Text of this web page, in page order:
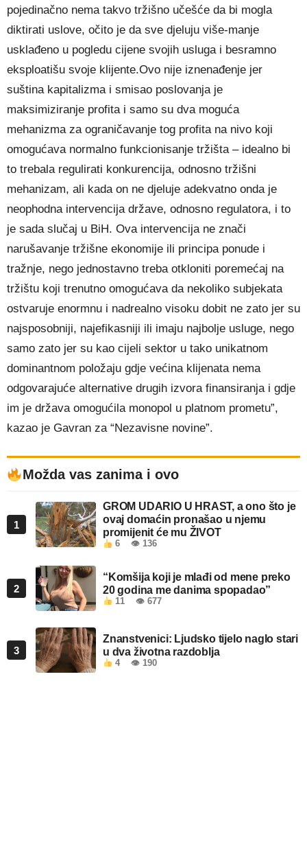
pojedinačno nema takvo tržišno učešće da bi mogla
diktirati uslove, očito je da sve djeluju više-manje
usklađeno u pogledu cijene svojih usluga i besramno
eksploatišu svoje klijente.Ovo nije iznenađenje jer
suština kapitalizma i smisao poslovanja je
maksimiziranje profita i samo su dva moguća
mehanizma za ograničavanje tog profita na nivo koji
omogućava normalno funkcionisanje tržišta – idealno bi
to trebala regulirati konkurencija, odnosno tržišni
mehanizam, ali kada on ne djeluje adekvatno onda je
neophodna intervencija države, odnosno regulatora, i to
je sada slučaj u BiH. Ova intervencija ne znači
narušavanje tržišne ekonomije ili principa ponude i
tražnje, nego jednostavno treba otkloniti poremećaj na
tržištu koji trenutno omogućava da nekoliko subjekata
ostvaruje enormnu i nadrealno visoku dobit ne zato jer su
najsposobniji, najefikasniji ili imaju najbolje usluge, nego
samo zato jer su kao cijeli sektor u tako unikatnom
dominantnom položaju gdje većina klijenata nema
odgovarajuće alternative drugih izvora finansiranja i gdje
im je država omogućila monopol u platnom prometu”,
kazao je Gavran za “Nezavisne novine”.
Možda vas zanima i ovo
1
GROM UDARIO U HRAST, a ono što je
ovaj domaćin pronašao u njemu
promijenit će mu ŽIVOT
6 👁 136
2
“Komšija koji je mlađi od mene preko
20 godina me danima spopadao”
11 👁 677
3
Znanstvenici: Ljudsko tijelo naglo stari
u dva životna razdoblja
4 👁 190